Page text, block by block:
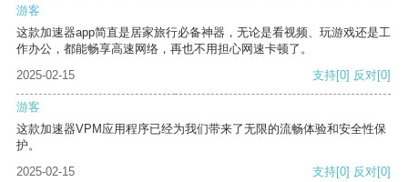
游客
这款加速器app简直是居家旅行必备神器，无论是看视频、玩游戏还是工
作办公，都能畅享高速网络，再也不用担心网速卡顿了。
2025-02-15
支持[0] 反对[0]
游客
这款加速器VPM应用程序已经为我们带来了无限的流畅体验和安全性保
护。
2025-02-15
支持[0] 反对[0]